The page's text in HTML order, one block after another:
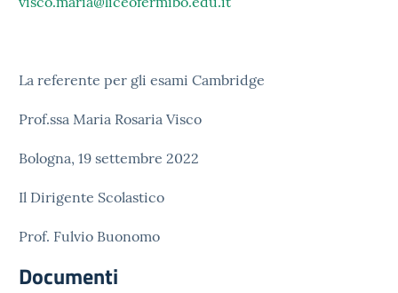
La referente per gli esami Cambridge
Prof.ssa Maria Rosaria Visco
Bologna, 19 settembre 2022
Il Dirigente Scolastico
Prof. Fulvio Buonomo
Documenti